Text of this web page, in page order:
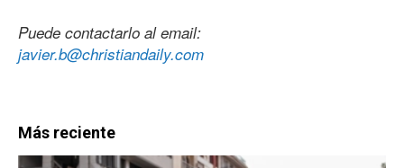
Puede contactarlo al email:
javier.b@christiandaily.com
Más reciente